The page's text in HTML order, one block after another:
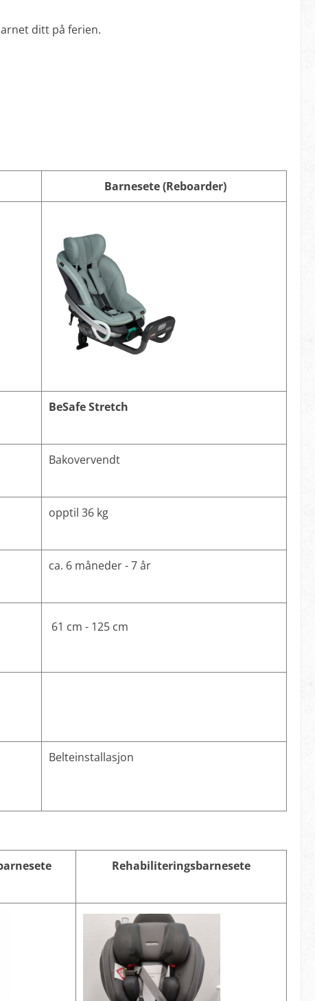
ditt på ferien.
Barnesete (Reboarder)
BeSafe Stretch
Bakovervendt
opptil 36 kg
ca. 6 måneder - 7 år
61 cm - 125 cm
Belteinstallasjon
Rehabiliteringsbarnesete